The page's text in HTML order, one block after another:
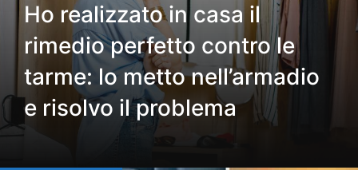
Ho realizzato in casa il
rimedio perfetto contro le
tarme: lo metto nell’armadio
e risolvo il problema